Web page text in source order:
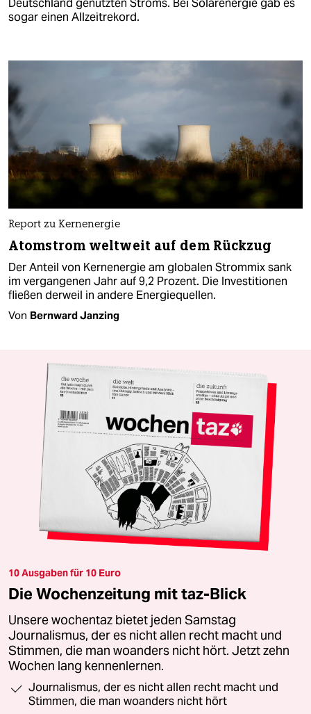
Deutschland genutzten Stroms. Bei Solarenergie gab es
sogar einen Allzeitrekord.
Report zu Kernenergie
Atomstrom weltweit auf dem Rückzug
Der Anteil von Kernenergie am globalen Strommix sank
im vergangenen Jahr auf 9,2 Prozent. Die Investitionen
fließen derweil in andere Energiequellen.
Von Bernward Janzing
10 Ausgaben für 10 Euro
Die Wochenzeitung mit taz-Blick
Unsere wochentaz bietet jeden Samstag
Journalismus, der es nicht allen recht macht und
Stimmen, die man woanders nicht hört. Jetzt zehn
Wochen lang kennenlernen.
Journalismus, der es nicht allen recht macht und
Stimmen, die man woanders nicht hört